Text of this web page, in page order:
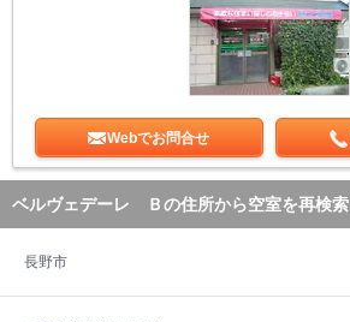
Webでお問合せ
ベルヴェデーレ Ｂの住所から空室を再検索
長野市